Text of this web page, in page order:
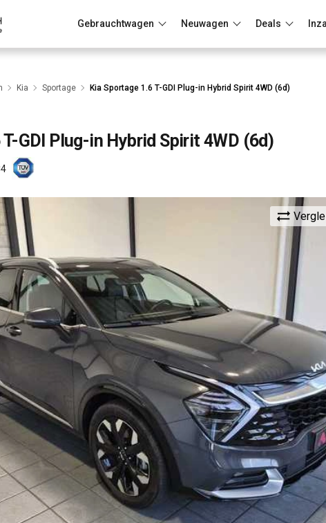
Gebrauchtwagen Neuwagen Deals
die Inzahlungnahme
Kia Sportage Kia Sportage 1.6 T-GDI Plug-in Hybrid Spirit 4WD (6d)
GDI Plug-in Hybrid Spirit 4WD (6d)